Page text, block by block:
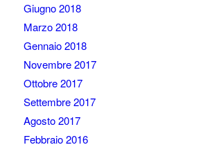
Giugno 2018
Marzo 2018
Gennaio 2018
Novembre 2017
Ottobre 2017
Settembre 2017
Agosto 2017
Febbraio 2016